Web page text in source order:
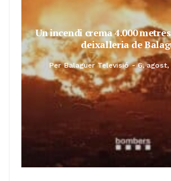
Un incendi crema 4.000
deixalleria de
Per Balaguer Televisió 6, agost,